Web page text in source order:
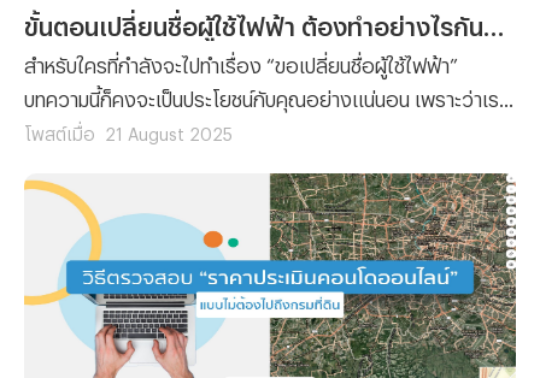
สำหรับใครที่กำลังจะไปทำเรื่อง “ขอเปลี่ยนชื่อผู้ใช้ไฟฟ้า”
บทความนี้ก็คงจะเป็นประโยชน์กับคุณอย่างแน่นอน เพราะว่าเรา
ได้รวบรวมขั้นตอนการยื่นเรื่องขอเปลี่ยนชื่อผู้ใช้ไฟฟ้า พร้อม
โพสต์เมื่อ 21 August 2025